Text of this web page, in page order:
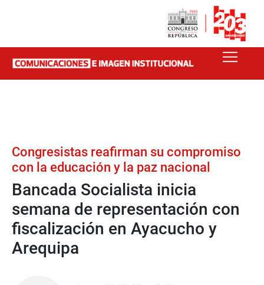
Congresistas reafirman su compromiso
con la educación y la paz nacional
Bancada Socialista inicia
semana de representación con
fiscalización en Ayacucho y
Arequipa